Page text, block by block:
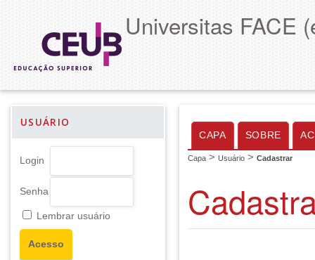
Universitas FACE
USUÁRIO
Login
Senha
Lembrar usuário
CAPA SOBRE
Capa > Usuário > Cadastrar